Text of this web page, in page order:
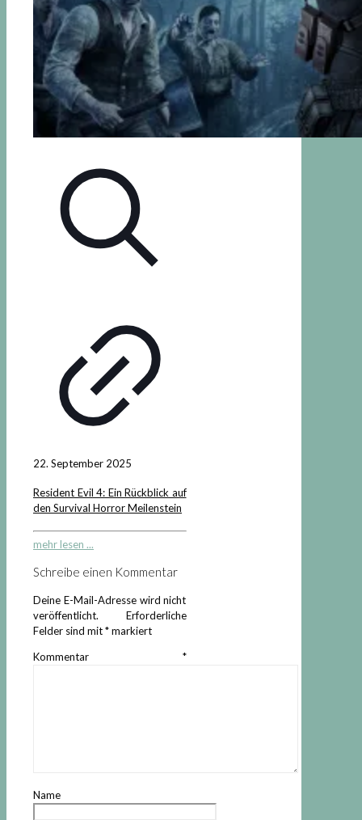
22. September 2025
Resident Evil 4: Ein Rückblick auf
den Survival Horror Meilenstein
mehr lesen ...
Schreibe einen Kommentar
Deine E-Mail-Adresse wird nicht
veröffentlicht.
Erforderliche
Felder sind mit*markiert
Kommentar *
Name